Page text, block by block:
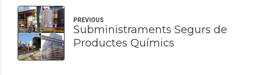
PREVIOUS
Subministraments Segurs de
Productes Químics